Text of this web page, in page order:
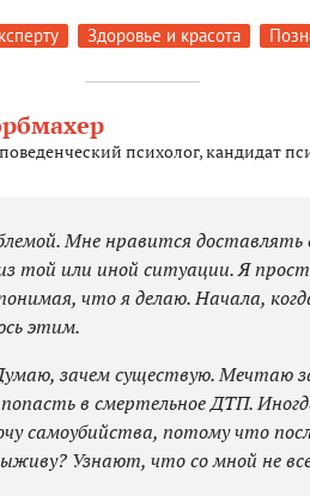
Здоровье и красота
психолог, кандидат
Мне нравится доставлять
той или иной ситуации. Я
что я делаю. Начала,
этим.
зачем существую. Мечтаю
в смертельное ДТП.
самоубийства, потому что
Узнают, что со мной не